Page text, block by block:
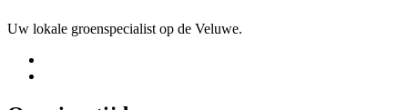
Uw lokale groenspecialist op de Veluwe.